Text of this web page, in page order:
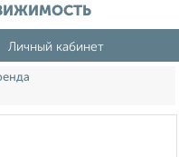
Личный кабинет